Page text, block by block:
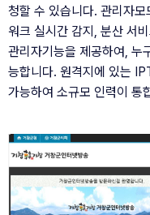
청할 수 있습니다. 관리자
워크 실시간 감지, 분산 서
관리자기능을 제공하여, 누
능합니다. 원격지에 있는
가능하여 소규모 인력이 통